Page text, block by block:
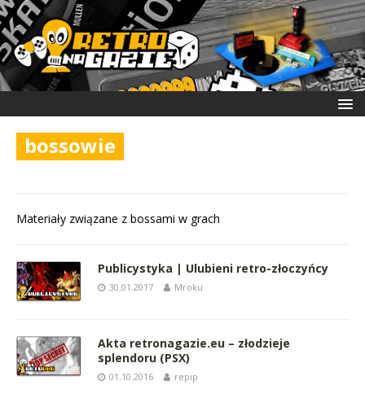
bossowie
Materiały związane z bossami w grach
Publicystyka | Ulubieni retro-złoczyńcy
30.01.2017 Mroku
Akta retronagazie.eu – złodzieje
splendoru (PSX)
01.10.2016 repip